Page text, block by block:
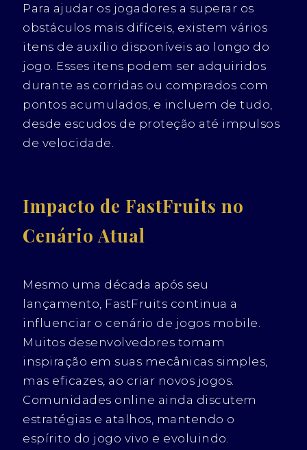
Para ajudar os jogadores a superar os
obstáculos mais difíceis, existem vários
itens de auxílio disponíveis ao longo do
jogo. Esses itens podem ser adquiridos
durante as corridas ou comprados com
pontos acumulados, e incluem de tudo,
desde escudos de proteção até impulsos
de velocidade.
Impacto de FastFruits no
Cenário Atual
Mesmo uma década após seu
lançamento, FastFruits continua a
influenciar o cenário de jogos mobile.
Muitos desenvolvedores tomam
inspiração em suas mecânicas simples,
mas eficazes, ao criar novos jogos.
Comunidades online ainda discutem
estratégias e atalhos, mantendo o
espírito do jogo vivo e evoluindo.